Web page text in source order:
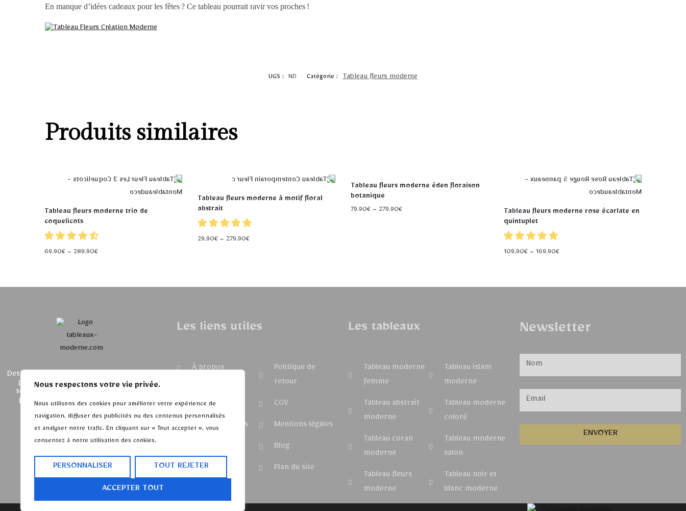
Nous respectons votre vie privée.
Nous utilisons des cookies pour améliorer votre expérience de
navigation, diffuser des publicités ou des contenus personnalisés
et analyser notre trafic. En cliquant sur « Tout accepter », vous
consentez à notre utilisation des cookies.
PERSONNALISER TOUT REJETER
ACCEPTER TOUT
En manque d’idées cadeaux pour les fêtes ? Ce tableau pourrait ravir vos proches !
UGS : ND Catégorie : Tableau fleurs moderne
Produits similaires
Tableau fleurs moderne trio de
coquelicots
69.90€ – 289.90€
Tableau fleurs moderne à motif floral
abstrait
29.90€ – 279.90€
Tableau fleurs moderne éden floraison
botanique
79.90€– 279.90€
Tableau fleurs moderne rose écarlate en
quintuplet
109.90€– 169.90€
Des tableaux modernes et contemporains
pour sublimer votre intérieur. Large
sélection d'œuvres uniques et design,
parfaites pour apporter une touche
artistique à votre décoration.
Les liens utiles
À propos
commande
Contactez-nous
fréquentes
Politique de
retour
CGV
Mentions légales
Blog
Plan du site
Les tableaux
Tableau moderne
femme
Tableau abstrait
moderne
Tableau coran
moderne
Tableau fleurs
moderne
Tableau islam
moderne
Tableau moderne
coloré
Tableau moderne
salon
Tableau noir et
blanc moderne
Newsletter
ENVOYER